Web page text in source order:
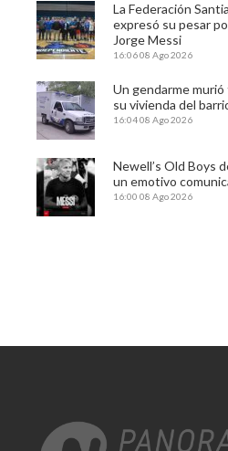
La Federación
expresó su pesar
Jorge Messi
16:0608 Ago 2026
Un gendarme
su vivienda del
16:0408 Ago 2026
Newell’s Old Boys
un emotivo
16:00 08 Ago 2026